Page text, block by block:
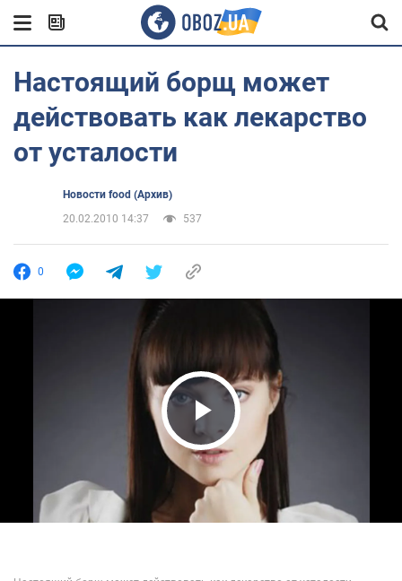
Настоящий борщ может
действовать как лекарство
от усталости
Новости food (Архив)
20.02.2010 14:37
537
0
Play Video